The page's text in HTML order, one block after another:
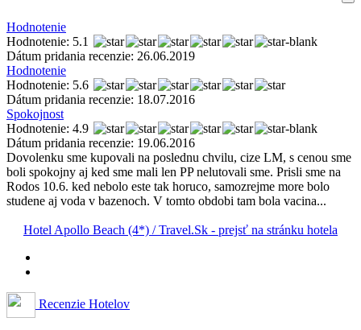
Hodnotenie
Hodnotenie: 5.1
Dátum pridania recenzie: 26.06.2019
Hodnotenie
Hodnotenie: 5.6
Dátum pridania recenzie: 18.07.2016
Spokojnost
Hodnotenie: 4.9
Dátum pridania recenzie: 19.06.2016
Dovolenku sme kupovali na poslednu chvilu, cize LM, s cenou sme
boli spokojny aj ked sme mali len PP nelutovali sme. Prisli sme na
Rodos 10.6. ked nebolo este tak horuco, samozrejme more bolo
studene aj voda v bazenoch. V tomto obdobi tam bola vacina...
Hotel Apollo Beach (4*) / Travel.Sk - prejsť na stránku hotela
Recenzie Hotelov